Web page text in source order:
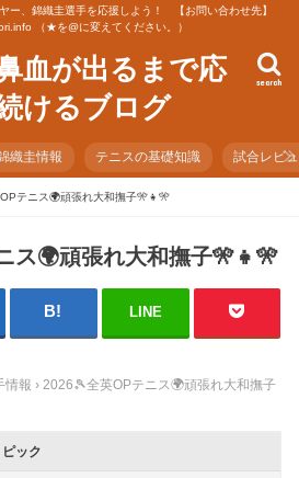
ー、錦織圭選手を応援しよう！ 【お問い合わせ先】
（★を@に変えてください。）
血が出るまで応
けるブログ
search
織圭情報 テニスの基礎知識 試合レビ
テニス🌍頑張れ大和撫子🎌👧🎌
ス🌍頑張れ大和撫子🎌👧🎌
LINE
情報 › 2026🎾全英OPテニス🌍頑張れ大和撫子
ピック